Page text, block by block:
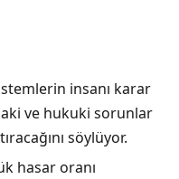
insanı karar
ve hukuki sorunlar
söylüyor.
hasar oranı